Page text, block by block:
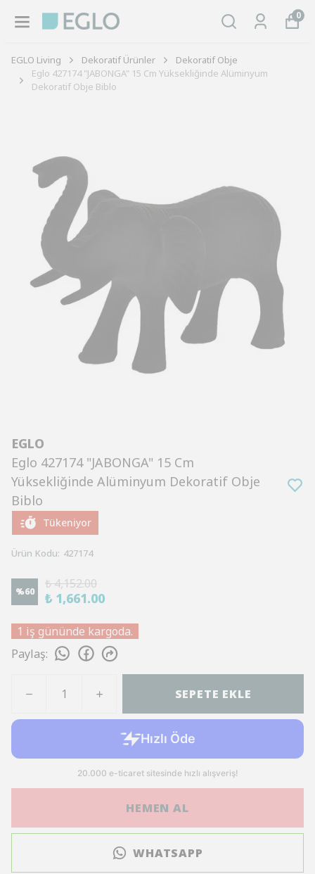
0
EGLO Living Dekoratif Ürünler
Dekoratif Obje
Eglo 427174 "JABONGA" 15 Cm Yüksekliğinde Alüminyum
Dekoratif Obje Biblo
EGLO
Eglo 427174 "JABONGA" 15 Cm
Yüksekliğinde Alüminyum Dekoratif Obje
Biblo
Tükeniyor
Ürün Kodu: 427174
%60
₺ 4,152.00
₺ 1,661.00
1 iş gününde kargoda.
Paylaş:
SEPETE EKLE
HEMEN AL
WHATSAPP